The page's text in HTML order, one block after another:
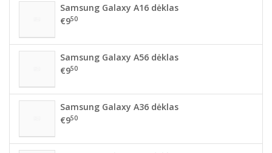
Samsung Galaxy A16 dėklas
€950
Samsung Galaxy A56 dėklas
€950
Samsung Galaxy A36 dėklas
€950